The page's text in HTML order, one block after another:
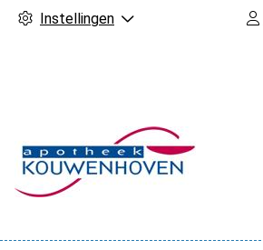
Instellingen